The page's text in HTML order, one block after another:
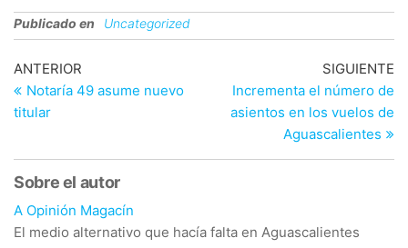
Publicado en Uncategorized
Navegación
de
Entrada
anterior
ANTERIOR
Notaría 49 asume nuevo
titular
SIGUIENTE
Incrementa el número de
asientos en los vuelos de
Aguascalientes
Sobre el autor
A Opinión Magacín
El medio alternativo que hacía falta en Aguascalientes